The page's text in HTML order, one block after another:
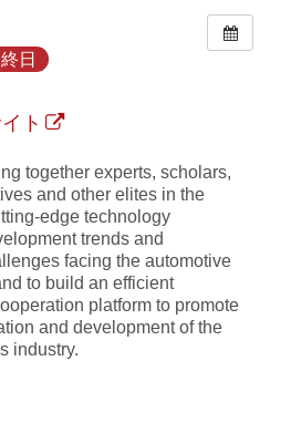
終日
イト
together experts, scholars,
and other elites in the
edge technology
trends and
facing the automotive
to build an efficient
platform to promote
and development of the
industry.